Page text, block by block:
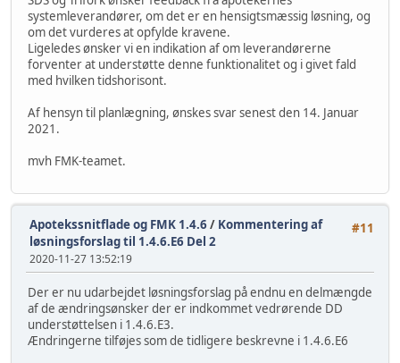
systemleverandører, om det er en hensigtsmæssig løsning, og
om det vurderes at opfylde kravene.
Ligeledes ønsker vi en indikation af om leverandørerne
forventer at understøtte denne funktionalitet og i givet fald
med hvilken tidshorisont.
Af hensyn til planlægning, ønskes svar senest den 14. Januar
2021.
mvh FMK-teamet.
#11
Apotekssnitflade og FMK 1.4.6/ Kommentering af
løsningsforslag til 1.4.6.E6 Del 2
2020-11-27 13:52:19
Der er nu udarbejdet løsningsforslag på endnu en delmængde
af de ændringsønsker der er indkommet vedrørende DD
understøttelsen i 1.4.6.E3.
Ændringerne tilføjes som de tidligere beskrevne i 1.4.6.E6